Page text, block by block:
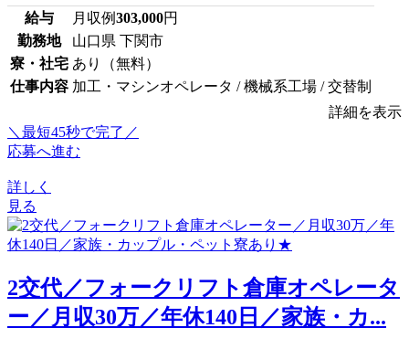
給与 月収例303,000円
勤務地
山口県 下関市
寮・社宅 あり（無料）
仕事内容 加工・マシンオペレータ / 機械系工場 / 交替制
詳細を表示
＼最短45秒で完了／
応募へ進む
詳しく
見る
2交代／フォークリフト倉庫オペレータ
ー／月収30万／年休140日／家族・カ...